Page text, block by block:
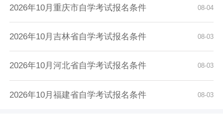
08-04
2026年10月重庆市自学考试报名条件
08-03
2026年10月吉林省自学考试报名条件
08-03
2026年10月河北省自学考试报名条件
08-03
2026年10月福建省自学考试报名条件